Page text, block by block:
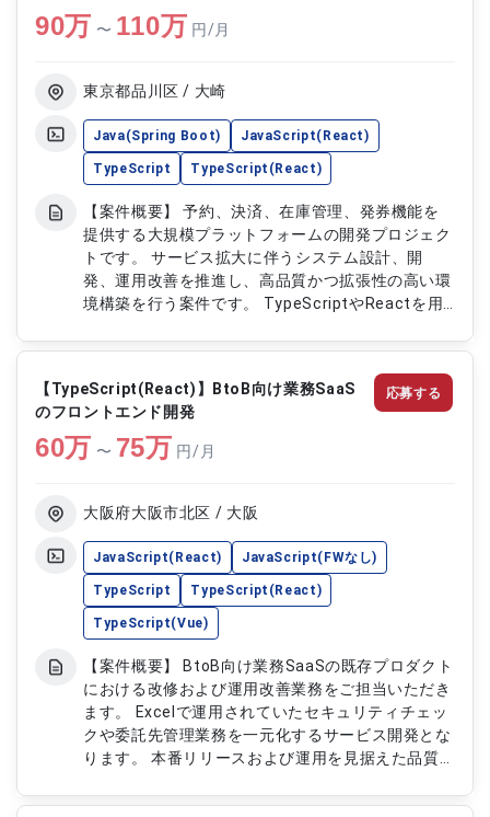
ンド開発を行います ・Ruby on Railsを用いたバッ
クエンド開発を担当します ・新規機能の設計、開
計、データベース設計およびシステム連携機能の開
発、テストおよび品質改善対応を行います
90万 〜 110万 円/月
東京都品川区 / 大崎
Java(Spring Boot) JavaScript(React)
TypeScript TypeScript(React)
【案件概要】 予約、決済、在庫管理、発券機能を
提供する大規模プラットフォームの開発プロジェク
トです。 サービス拡大に伴うシステム設計、開
発、運用改善を推進し、高品質かつ拡張性の高い環
境構築を行う案件です。 TypeScriptやReactを用
策定など上流工程にも携わっていただきます。 開
発プロセス改善や技術支援を通じて、プロダクトの
継続的な成長を支援していただきます。 【作業内
容】 ・TypeScript、Reactを用いたWebアプリケ
ーション開発を行います ・バックエンドAPIの設
計、開発および運用対応を行います ・システムア
・コードレビューや開発標準整備による品質向上を
発メンバーへの技術支援を行います
【TypeScript(React)】BtoB向け業務SaaS
のフロントエンド開発
60万 〜 75万 円/月
大阪府大阪市北区 / 大阪
JavaScript(React) JavaScript(FWなし)
TypeScript TypeScript(React)
TypeScript(Vue)
【案件概要】 BtoB向け業務SaaSの既存プロダクト
における改修および運用改善業務をご担当いただき
ます。 Excelで運用されていたセキュリティチェッ
クや委託先管理業務を一元化するサービス開発とな
ります。 本番リリースおよび運用を見据えた品質
した開発を行います。 UIデザインよりも業務理解や
応募する